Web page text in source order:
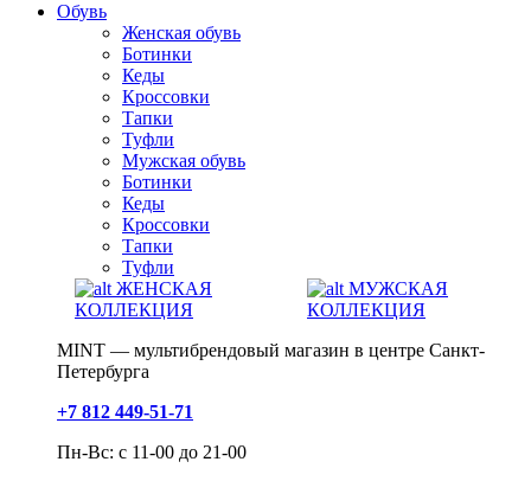
Обувь
Женская обувь
Ботинки
Кеды
Кроссовки
Тапки
Туфли
Мужская обувь
Ботинки
Кеды
Кроссовки
Тапки
Туфли
ЖЕНСКАЯ
КОЛЛЕКЦИЯ
МУЖСКАЯ
КОЛЛЕКЦИЯ
MINT — мультибрендовый магазин в центре Санкт-
Петербурга
+7 812 449-51-71
Пн-Вс: с 11-00 до 21-00